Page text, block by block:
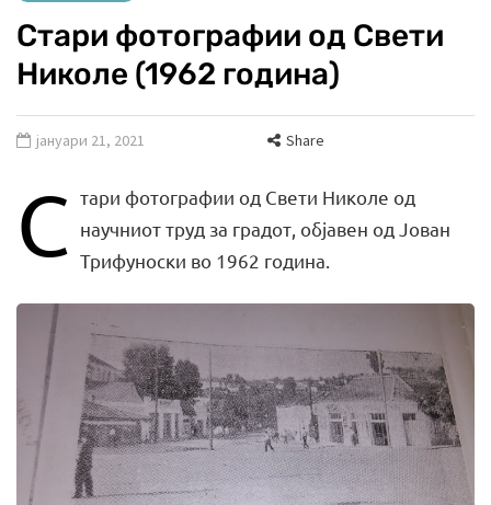
Стари фотографии од Свети
Николе (1962 година)
јануари 21, 2021 Share
С тари фотографии од Свети Николе од
научниот труд за градот, објавен од Јован
Трифуноски во 1962 година.